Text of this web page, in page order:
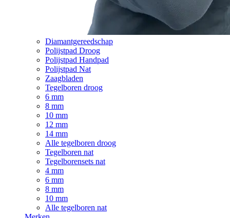
Diamantgereedschap
Polijstpad Droog
Polijstpad Handpad
Polijstpad Nat
Zaagbladen
Tegelboren droog
6 mm
8 mm
10 mm
12 mm
14 mm
Alle tegelboren droog
Tegelboren nat
Tegelborensets nat
4 mm
6 mm
8 mm
10 mm
Alle tegelboren nat